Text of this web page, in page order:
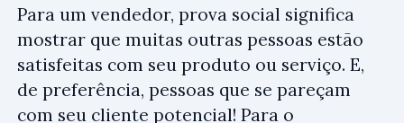
Para um vendedor, prova social significa
mostrar que muitas outras pessoas estão
satisfeitas com seu produto ou serviço. E,
de preferência, pessoas que se pareçam
com seu cliente potencial! Para o